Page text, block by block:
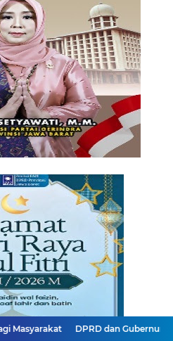
DPRD dan Gubernur Jawa Barat